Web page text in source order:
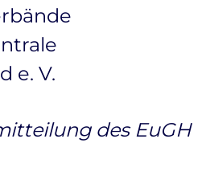

e. V.
des EuGH